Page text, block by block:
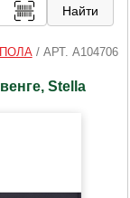
/ АРТ. A104706
Stella